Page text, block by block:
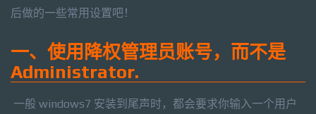
后做的一些常用设置吧！
一、使用降权管理员账号，而不是
Administrator.
一般 windows7 安装到尾声时，都会要求你输入一个用户